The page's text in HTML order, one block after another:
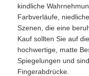
kindliche
Farbverläufe,
Szenen, die eine
Kauf sollten Sie auf
hochwertige, matte
Spiegelungen und
Fingerabdrücke.